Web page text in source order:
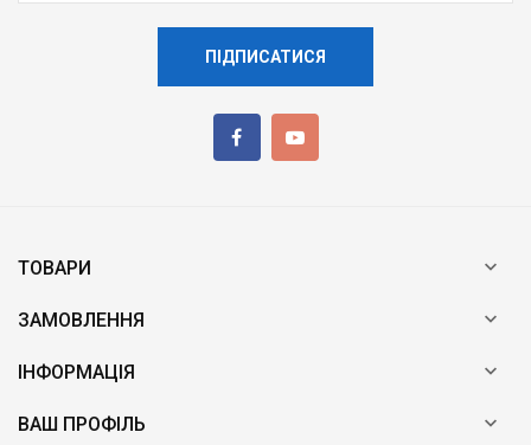
ПІДПИСАТИСЯ
ТОВАРИ 
ЗАМОВЛЕННЯ 
ІНФОРМАЦІЯ 
ВАШ ПРОФІЛЬ 